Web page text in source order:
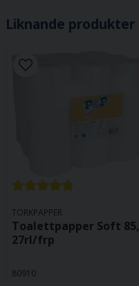
Liknande produkter
TORKPAPPER
Toalettpapper Soft 85,
27rl/frp
80910